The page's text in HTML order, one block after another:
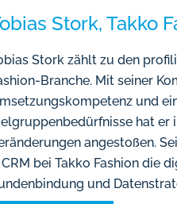
Stork, Takko
Stork zählt zu den
Branche. Mit seiner
und
hat er
angestoßen.
bei Takko Fashion die
und